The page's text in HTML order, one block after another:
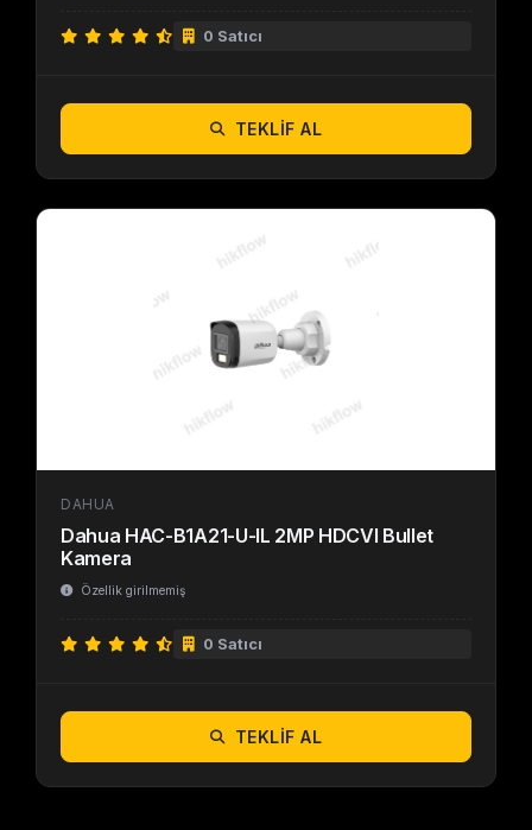
0 Satıcı
TEKLIF AL
DAHUA
Dahua HAC-B1A21-U-IL 2MP HDCVI Bullet
Kamera
Özellik girilmemiş
0 Satıcı
TEKLIF AL